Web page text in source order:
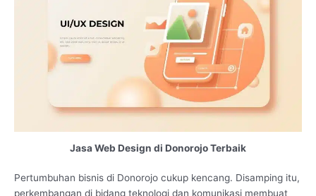
Jasa Web Design di Donorojo Terbaik
Pertumbuhan bisnis di Donorojo cukup kencang. Disamping itu,
perkembangan di bidang teknologi dan komunikasi membuat